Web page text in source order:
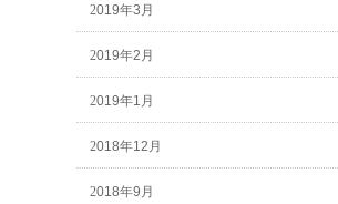
2019年3月
2019年2月
2019年1月
2018年12月
2018年9月